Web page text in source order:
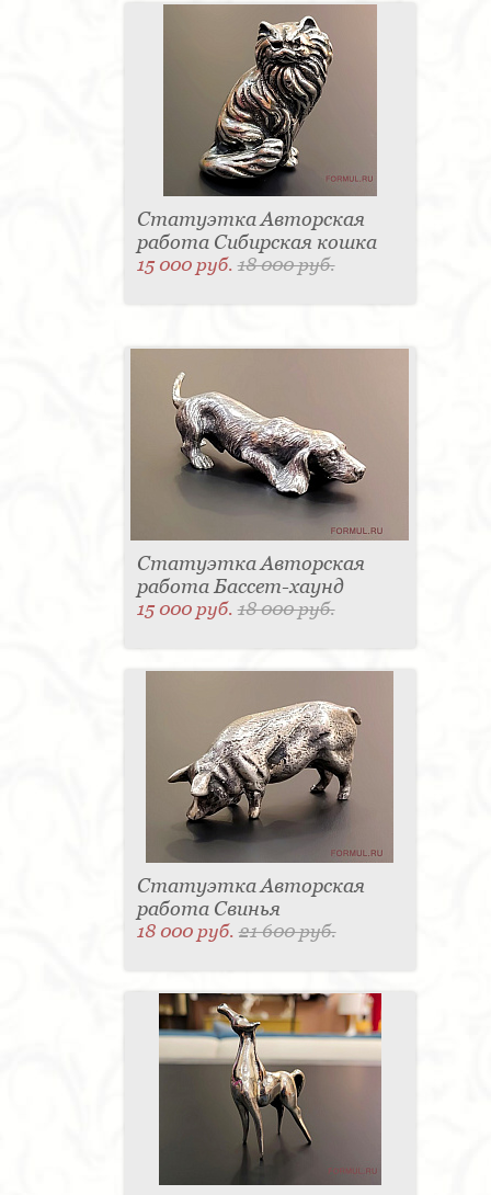
Статуэтка Авторская
работа Сибирская кошка
15 000 руб.18 000 руб.
Статуэтка Авторская
работа Бассет-хаунд
15 000 руб.18 000 руб.
Статуэтка Авторская
работа Свинья
18 000 руб.21 600 руб.